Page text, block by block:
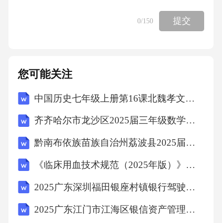
员知晓最新动态。3.3应急处置措施应急处置措
施是应对数据泄露的核心环节，旨在最大限度
防止数据进一步泄露。2数据恢复根据备份情
况，尽快恢复受影响数据。3恢复业务评估业务
影响，制定恢复计划，逐步恢复业务。4沟通协
及时通报进展和恢复情况。5媒体应对制定媒体
应对策略，及时回应公众关切，避免负面舆
论。6法律合规评估涉及的法律责任，保证公司
合规。在实际操作中，应根据的具体情况，灵
0/150 提交
您可能关注
中国历史七年级上册第16课北魏孝文帝改革教学设计
齐齐哈尔市龙沙区2025届三年级数学下学期期末调研模拟试题含解析
黔南布依族苗族自治州荔波县2025届数学四年级下学期期中联考试题（含解析）
《临床用血技术规范（2025年版）》考核试题
2025广东深圳福田银座村镇银行驾驶岗社会招聘笔试历年典型考题及考点剖析附带答案详解
2025广东江门市江海区银信资产管理有限公司招聘5人笔试历年常考点试题专练附带答案详解